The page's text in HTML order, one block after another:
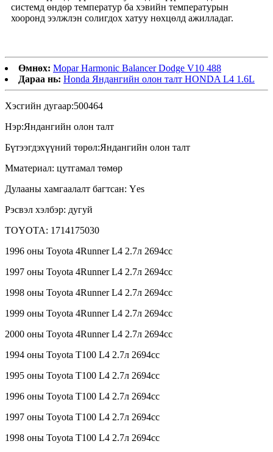
системд өндөр температур ба хэвийн температурын
хооронд ээлжлэн солигдох хатуу нөхцөлд ажилладаг.
Өмнөх: Mopar Harmonic Balancer Dodge V10 488
Дараа нь: Honda Яндангийн олон талт HONDA L4 1.6L
Хэсгийн дугаар:500464
Нэр:Яндангийн олон талт
Бүтээгдэхүүний төрөл:Яндангийн олон талт
Mматериал: цутгамал төмөр
Дулааны хамгаалалт багтсан: Yes
Pэсвэл хэлбэр: дугуй
TOYOTA: 1714175030
1996 оны Toyota 4Runner L4 2.7л 2694сс
1997 оны Toyota 4Runner L4 2.7л 2694сс
1998 оны Toyota 4Runner L4 2.7л 2694сс
1999 оны Toyota 4Runner L4 2.7л 2694сс
2000 оны Toyota 4Runner L4 2.7л 2694сс
1994 оны Toyota T100 L4 2.7л 2694сс
1995 оны Toyota T100 L4 2.7л 2694сс
1996 оны Toyota T100 L4 2.7л 2694сс
1997 оны Toyota T100 L4 2.7л 2694сс
1998 оны Toyota T100 L4 2.7л 2694сс